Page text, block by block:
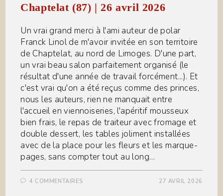
Chaptelat (87) | 26 avril 2026
Un vrai grand merci à l'ami auteur de polar
Franck Linol de m'avoir invitée en son territoire
de Chaptelat, au nord de Limoges. D'une part,
un vrai beau salon parfaitement organisé (le
résultat d'une année de travail forcément...). Et
c'est vrai qu'on a été reçus comme des princes,
nous les auteurs, rien ne manquait entre
l'accueil en viennoiseries, l'apéritif mousseux
bien frais, le repas de traiteur avec fromage et
double dessert, les tables joliment installées
avec de la place pour les fleurs et les marque-
pages, sans compter tout au long…
4 COMMENTAIRES 27 AVRIL 2026